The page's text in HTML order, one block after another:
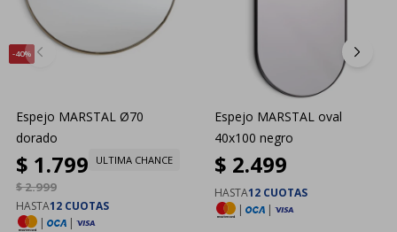
40
Espejo MARSTAL Ø70
dorado
$ 1.799
$2.999
ULTIMA CHANCE
HASTA12 CUOTAS
|
|
Espejo MARSTAL oval
40x100 negro
$ 2.499
HASTA12 CUOTAS
|
|